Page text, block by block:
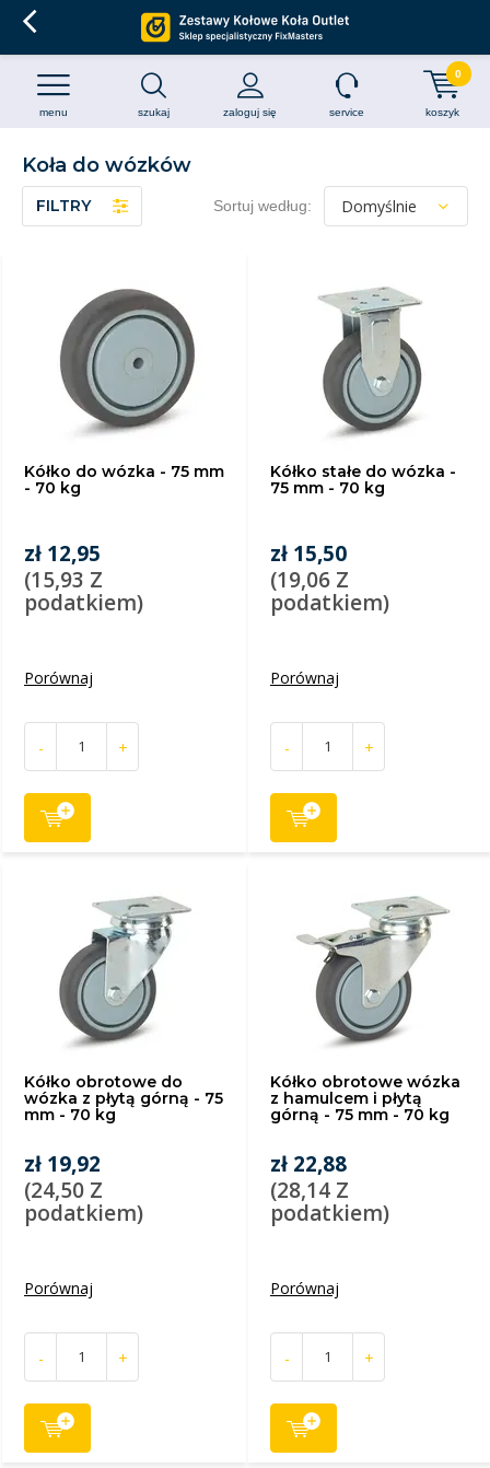
szukaj zaloguj się
menu service koszyk
0
Koła do wózków
FILTRY Sortuj według:
Kółko do wózka - 75 mm
- 70 kg
zł 12,95
(15,93 Z
podatkiem)
Porównaj
- +
Kółko stałe do wózka -
75 mm - 70 kg
zł 15,50
(19,06 Z
podatkiem)
Porównaj
- +
Kółko obrotowe do
wózka z płytą górną - 75
mm - 70 kg
zł 19,92
(24,50 Z
podatkiem)
Porównaj
- +
Kółko obrotowe wózka
z hamulcem i płytą
górną - 75 mm - 70 kg
zł 22,88
(28,14 Z
podatkiem)
Porównaj
- +